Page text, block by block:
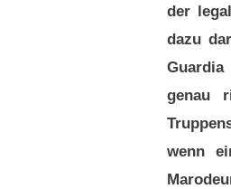
der
dazu
genau
wenn